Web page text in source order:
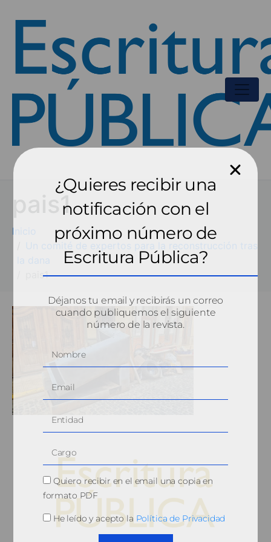
pais1
Inicio
Un comité de expertos para la reconstrucción tras
la dana
pais1
¿Quieres recibir una
notificación con el
próximo número de
Escritura Pública?
Déjanos tu email y recibirás un correo
cuando publiquemos el siguiente
número de la revista.
Quiero recibir en el email una copia en
formato PDF
He leído y acepto la Política de Privacidad